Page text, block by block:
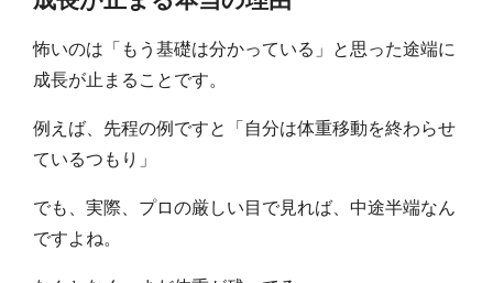
怖いのは「もう基礎は分かっている」と思った途端に
成長が止まることです。
例えば、先程の例ですと「自分は体重移動を終わらせ
ているつもり」
でも、実際、プロの厳しい目で見れば、中途半端なん
ですよね。